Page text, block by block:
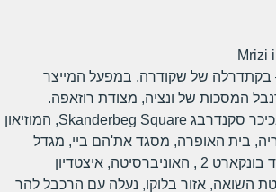
בקתדרלה של שקודרה, במפעל המייצר
המסכות של ונציה, מצודת רוזאפה.
העיר טירנה – בכיכר סקנדרבג Skanderbeg Square, המוזיאון
בית האופרה, מסגד את'הם ביי, מגדל
השעון. נעבור ליד בונקארט 2 , האוניברסיטה, איצטדיון
השואה, אזור בלוקו, נעלה עם הרכבל להר